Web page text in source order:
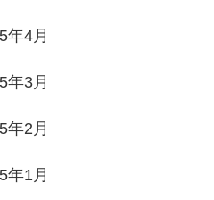
年4月
年3月
年2月
年1月